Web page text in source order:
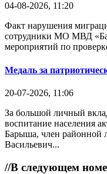
04-08-2026, 11:20
Факт нарушения
сотрудники МО МВД
мероприятий по
Медаль за
20-07-2026, 11:06
За большой личный
воспитание населения
Барыша, член районной
Васильевич...
//В следующем